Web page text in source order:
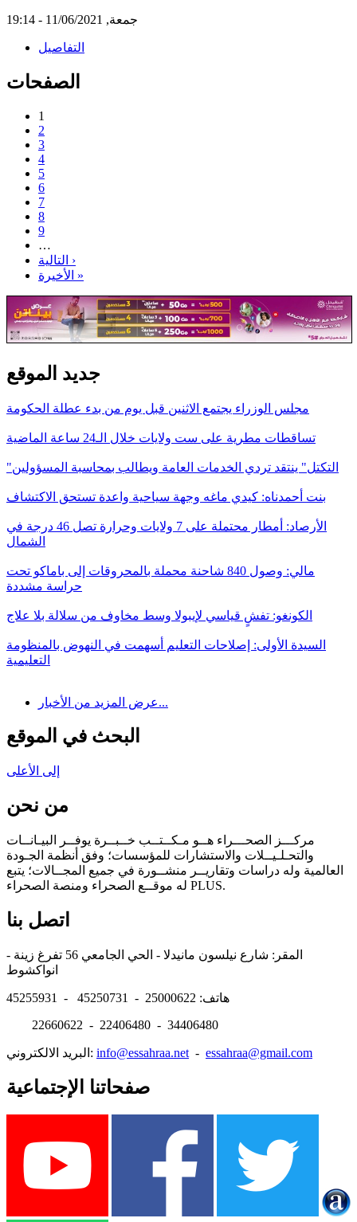
جمعة, 11/06/2021 - 19:14
التفاصيل
الصفحات
1
2
3
4
5
6
7
8
9
…
التالية ›
الأخيرة »
جديد الموقع
مجلس الوزراء يجتمع الاثنين قبل يوم من بدء عطلة الحكومة
تساقطات مطرية على ست ولايات خلال الـ24 ساعة الماضية
"التكتل" ينتقد تردي الخدمات العامة ويطالب بمحاسبة المسؤولين
بنت أحمدناه: كيدي ماغه وجهة سياحية واعدة تستحق الاكتشاف
الأرصاد: أمطار محتملة على 7 ولايات وحرارة تصل 46 درجة في
الشمال
مالي: وصول 840 شاحنة محملة بالمحروقات إلى باماكو تحت
حراسة مشددة
الكونغو: تفشٍ قياسي لإيبولا وسط مخاوف من سلالة بلا علاج
السيدة الأولى: إصلاحات التعليم أسهمت في النهوض بالمنظومة
التعليمية
عرض المزيد من الأخبار...
البحث في الموقع
إلى الأعلى
من نحن
مركـــز الصحـــراء هــو مـكــتــب خــبــرة يوفــر البيـانــات
والتحـلـيــلات والاستشارات للمؤسسات؛ وفق أنظمة الجـودة
العالمية وله دراسات وتقاريــر منشــورة في جميع المجــالات؛ يتبع
له موقــع الصحراء ومنصة الصحراء PLUS.
اتصل بنا
المقر: شارع نيلسون مانيدلا - الحي الجامعي 56 تفرغ زينة -
هاتف: 25000622 - 45250731 - 45255931
22660622 - 22406480 - 34406480
البريد الالكتروني: info@essahraa.net - essahraa@gmail.com
صفحاتنا الإجتماعية